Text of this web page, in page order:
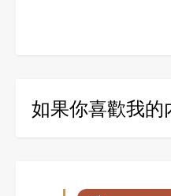
如果你喜歡我的